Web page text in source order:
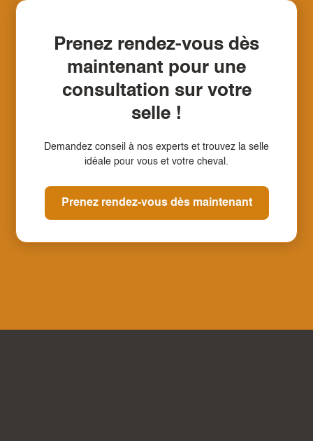
Prenez rendez-vous dès
maintenant pour une
consultation sur votre
selle !
Demandez conseil à nos experts et trouvez la selle
idéale pour vous et votre cheval.
Prenez rendez-vous dès maintenant